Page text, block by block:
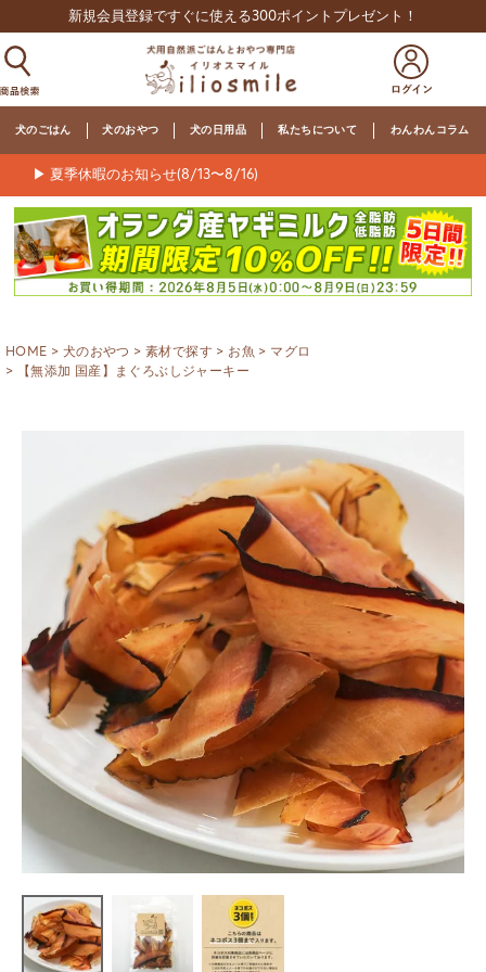
新規会員登録ですぐに使える300ポイントプレゼント！
犬のごはん 犬のおやつ 犬の日用品 私たちについて わんわんコラム
▶ 夏季休暇のお知らせ(8/13〜8/16)
HOME 犬のおやつ 素材で探す お魚
マグロ
【無添加 国産】まぐろぶしジャーキー